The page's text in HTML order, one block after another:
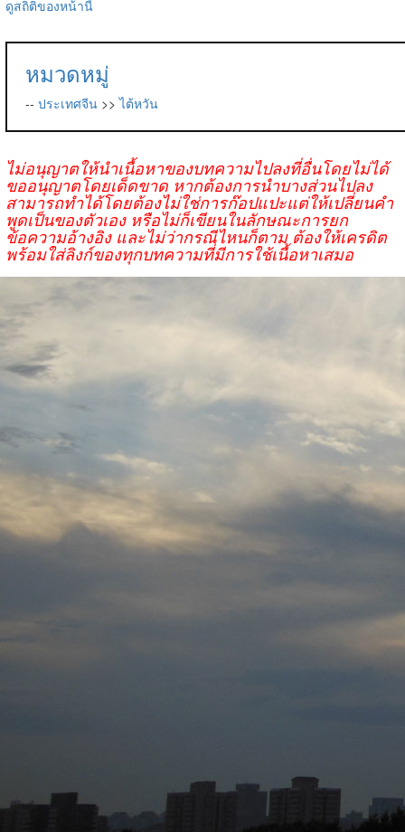
ดูสถิติของหน้านี้
หมวดหมู่
-- ประเทศจีน >>ไต้หวัน
ไม่อนุญาตให้นำเนื้อหาของบทความไปลงที่อื่นโดยไม่ได้
ขออนุญาตโดยเด็ดขาด หากต้องการนำบางส่วนไปลง
สามารถทำได้โดยต้องไม่ใช่การก๊อปแปะแต่ให้เปลี่ยนคำ
พูดเป็นของตัวเอง หรือไม่ก็เขียนในลักษณะการยก
ข้อความอ้างอิง และไม่ว่ากรณีไหนก็ตาม ต้องให้เครดิต
พร้อมใส่ลิงก์ของทุกบทความที่มีการใช้เนื้อหาเสมอ